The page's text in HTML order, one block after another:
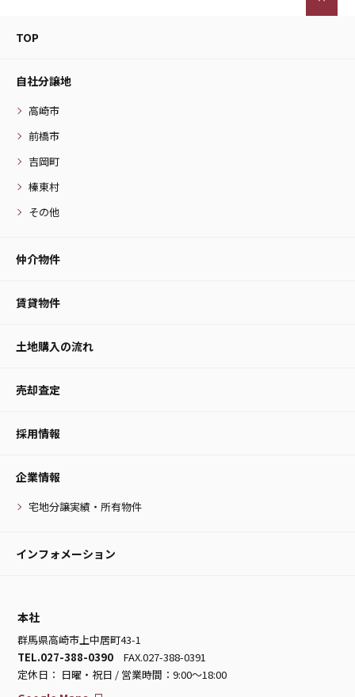
TOP
自社分譲地
高崎市
前橋市
吉岡町
榛東村
その他
仲介物件
賃貸物件
土地購入の流れ
売却査定
採用情報
企業情報
宅地分譲実績・所有物件
インフォメーション
本社
群馬県高崎市上中居町43-1
TEL.027-388-0390 FAX.027-388-0391
定休日： 日曜・祝日 / 営業時間：9:00～18:00